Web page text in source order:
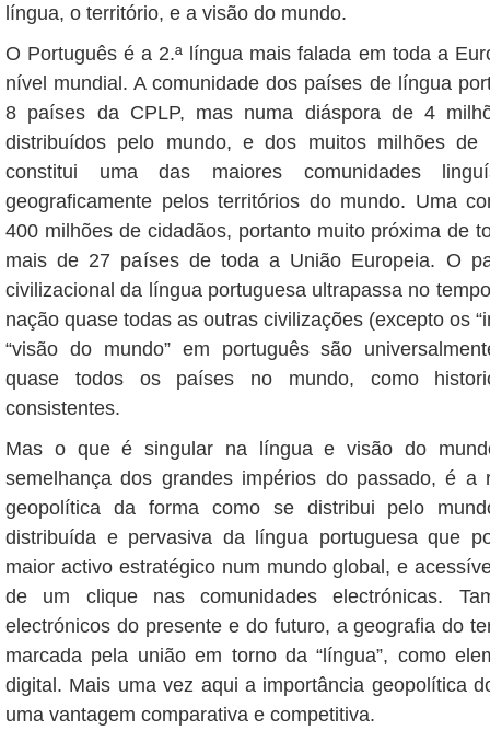
língua, o território, e a visão do mundo.
O Português é a 2.ª língua mais falada em toda a
nível mundial. A comunidade dos países de língua
8 países da CPLP, mas numa diáspora de 4
distribuídos pelo mundo, e dos muitos milhões de
constitui uma das maiores comunidades
geograficamente pelos territórios do mundo. Uma
400 milhões de cidadãos, portanto muito próxima de
mais de 27 países de toda a União Europeia. O
civilizacional da língua portuguesa ultrapassa no
nação quase todas as outras civilizações (excepto os
“visão do mundo” em português são
quase todos os países no mundo, como
consistentes.
Mas o que é singular na língua e visão do
semelhança dos grandes impérios do passado, é a
geopolítica da forma como se distribui pelo
distribuída e pervasiva da língua portuguesa que
maior activo estratégico num mundo global, e
de um clique nas comunidades electrónicas.
electrónicos do presente e do futuro, a geografia do
marcada pela união em torno da “língua”, como
digital. Mais uma vez aqui a importância geopolítica
uma vantagem comparativa e competitiva.